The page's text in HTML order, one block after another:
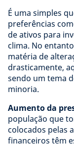
É uma simples
preferências
de ativos para
clima. No
matéria de
drasticamente,
sendo um tema
minoria.
Aumento da
população que
colocados pelas
financeiros têm